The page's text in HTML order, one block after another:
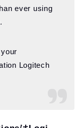
ever using
Logitech